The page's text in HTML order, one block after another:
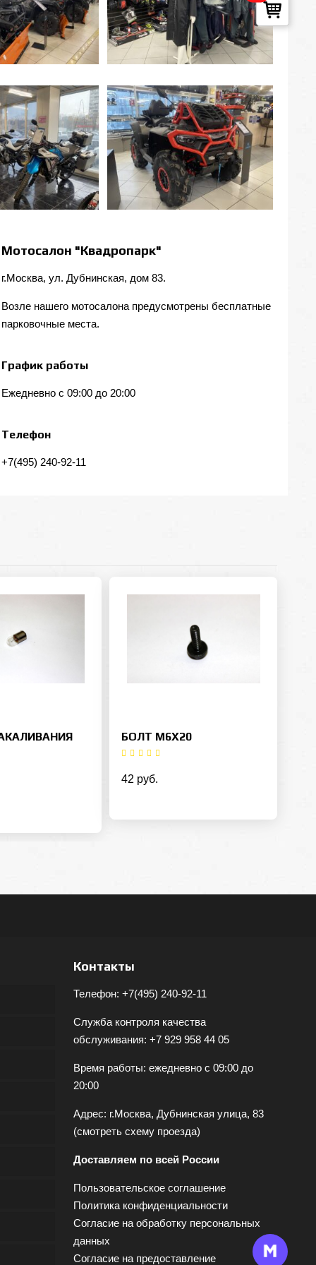
Мотосалон "Квадропарк"
г.Москва, ул. Дубнинская, дом 83.
Возле нашего мотосалона предусмотрены бесплатные
парковочные места.
График работы
Ежедневно с 09:00 до 20:00
Телефон
+7(495) 240-92-11
БОЛТ М6Х20
42 руб.
Контакты
Телефон: +7(495) 240-92-11
Служба контроля качества
обслуживания: +7 929 958 44 05
Время работы: ежедневно с 09:00 до
20:00
Адрес: г.Москва, Дубнинская улица, 83
(смотреть схему проезда)
Доставляем по всей России
Пользовательское соглашение
Политика конфиденциальности
Согласие на обработку персональных
данных
Согласие на предоставление